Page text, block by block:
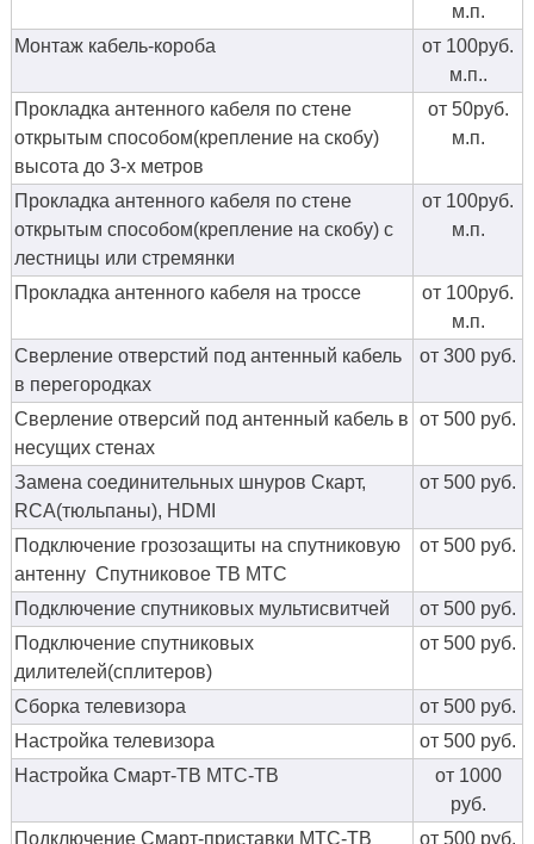
м.п.
Монтаж кабель-короба
от 100руб.
м.п..
Прокладка антенного кабеля по стене
открытым способом(крепление на скобу)
высота до 3-х метров
от 50руб.
м.п.
Прокладка антенного кабеля по стене
открытым способом(крепление на скобу) с
лестницы или стремянки
от 100руб.
м.п.
Прокладка антенного кабеля на троссе
от 100руб.
м.п.
Сверление отверстий под антенный кабель
в перегородках
от 300 руб.
Сверление отверсий под антенный кабель в
несущих стенах
от 500 руб.
Замена соединительных шнуров Скарт,
RCA(тюльпаны), HDMI
от 500 руб.
Подключение грозозащиты на спутниковую
антенну Спутниковое ТВ МТС
от 500 руб.
Подключение спутниковых мультисвитчей
от 500 руб.
Подключение спутниковых
дилителей(сплитеров)
от 500 руб.
Сборка телевизора
от 500 руб.
Настройка телевизора
от 500 руб.
Настройка Смарт-ТВ МТС-ТВ
от 1000
руб.
Подключение Смарт-приставки МТС-ТВ
от 500 руб.